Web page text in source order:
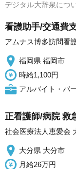
デジタル大辞泉に
看護助手/交通費
アムナス博多訪問看
福岡県 福岡市
時給1,100円
アルバイト・パ
正看護師/病院 救
社会医療法人恵愛会
大分県 大分市
月給26万円